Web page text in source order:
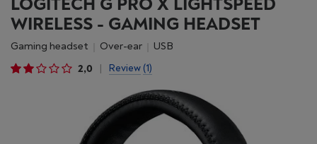
LOGITECH G PRO X LIGHTSPEED
WIRELESS - GAMING HEADSET
Gaming headset Over-ear
USB
2,0
Review (1)